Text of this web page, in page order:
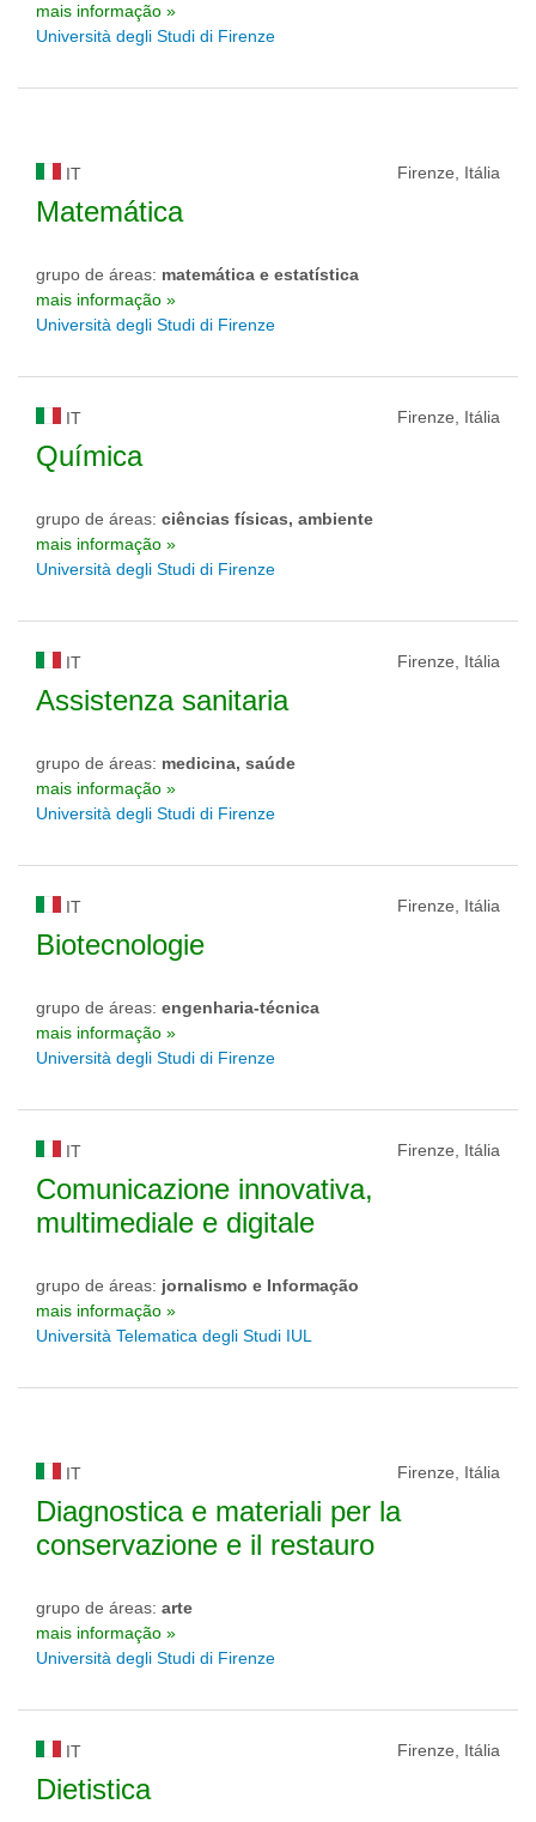
mais informação »
Università degli Studi di Firenze
IT Firenze, Itália
Matemática
grupo de áreas: matemática e estatística
mais informação »
Università degli Studi di Firenze
IT Firenze, Itália
Química
grupo de áreas: ciências físicas, ambiente
mais informação »
Università degli Studi di Firenze
IT Firenze, Itália
Assistenza sanitaria
grupo de áreas: medicina, saúde
mais informação »
Università degli Studi di Firenze
IT Firenze, Itália
Biotecnologie
grupo de áreas: engenharia-técnica
mais informação »
Università degli Studi di Firenze
IT Firenze, Itália
Comunicazione innovativa,
multimediale e digitale
grupo de áreas: jornalismo e Informação
mais informação »
Università Telematica degli Studi IUL
IT Firenze, Itália
Diagnostica e materiali per la
conservazione e il restauro
grupo de áreas: arte
mais informação »
Università degli Studi di Firenze
IT Firenze, Itália
Dietistica